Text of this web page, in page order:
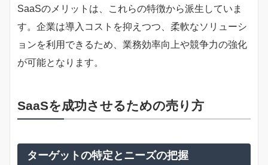
SaaSのメリットは、これらの特徴から派生していま
す。企業は導入コストを抑えつつ、柔軟なソリューシ
ョンを利用できるため、業務効率向上や競争力の強化
が可能となります。
SaaSを成功させるための売り方
ターゲットの特定とニーズの把握